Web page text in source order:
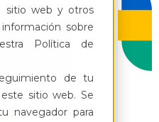
sitio web y otros
sobre
Política de
de tu
sitio web. Se
navegador para